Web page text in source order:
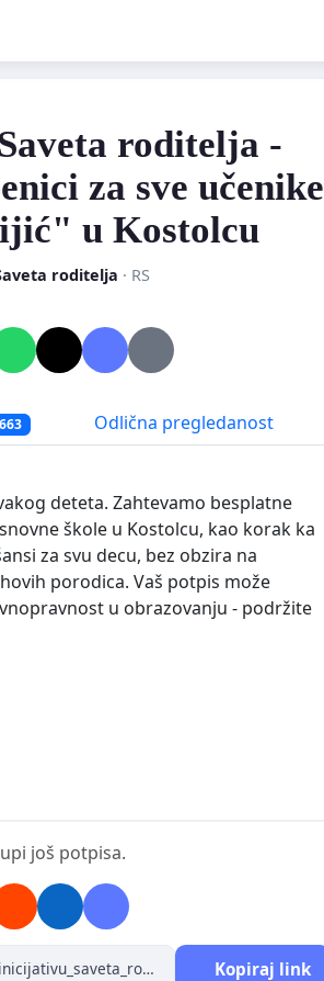
roditelja -
za sve učenike
u Kostolcu
roditelja · RS
663 Odlična pregledanost
deteta. Zahtevamo besplatne
škole u Kostolcu, kao korak ka
za svu decu, bez obzira na
porodica. Vaš potpis može
u obrazovanju - podržite
još potpisa.
Kopiraj link